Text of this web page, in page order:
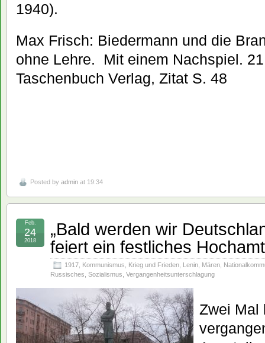
1940).
Max Frisch: Biedermann und die
ohne Lehre. Mit einem Nachspiel.
Taschenbuch Verlag, Zitat S. 48
Posted by admin at 19:34
„Bald werden wir
feiert ein festliches
1917 Kommunismus Krieg und Frieden Lenin Mären
Russisches Sozialismus Vergangenheitsunterschlagung
Feb.
24
2018
Zwei Mal